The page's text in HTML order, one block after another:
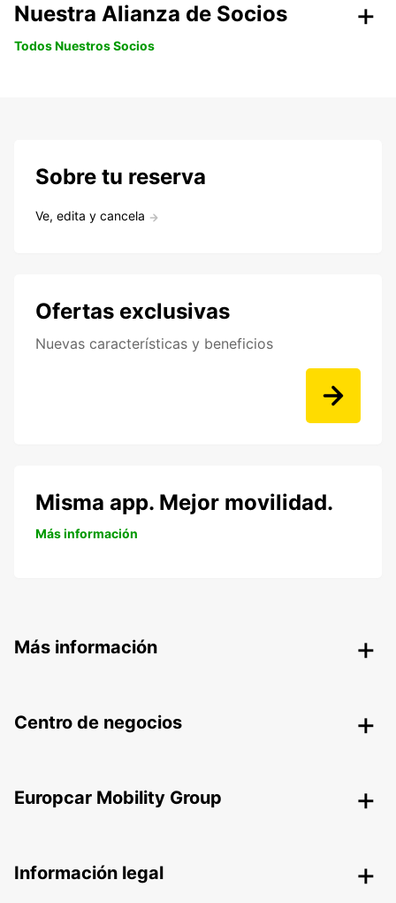
Nuestra Alianza de Socios
Todos Nuestros Socios
Sobre tu reserva
Ve, edita y cancela
Ofertas exclusivas
Nuevas características y beneficios
Misma app. Mejor movilidad.
Más información
Más información
Centro de negocios
Europcar Mobility Group
Información legal